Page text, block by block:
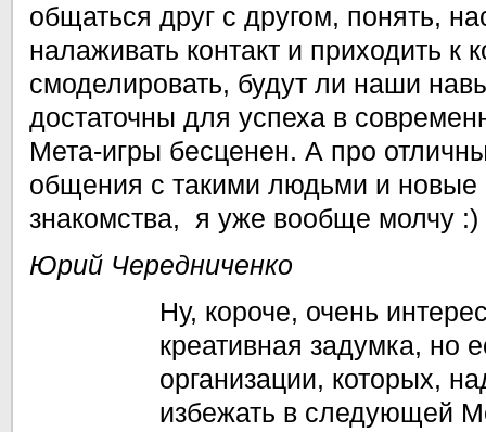
общаться друг с другом, понять,
налаживать контакт и приходить к
смоделировать, будут ли наши
достаточны для успеха в
Мета-игры бесценен. А про
общения с такими людьми и новые
знакомства, я уже вообще молчу :)
Юрий Чередниченко
Ну, короче, очень
креативная задумка, но
организации, которых,
избежать в следующей